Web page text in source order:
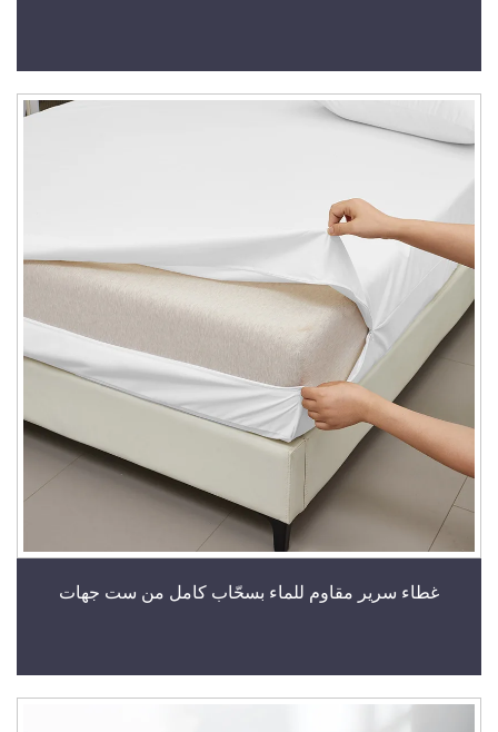
غطاء سرير مقاوم للماء بسحّاب كامل من ست جهات